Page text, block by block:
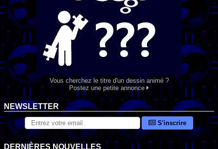
Vous cherchez le titre d'un dessin animé ?
Postez une petite annonce
NEWSLETTER
S'inscrire
DERNIÈRES NOUVELLES